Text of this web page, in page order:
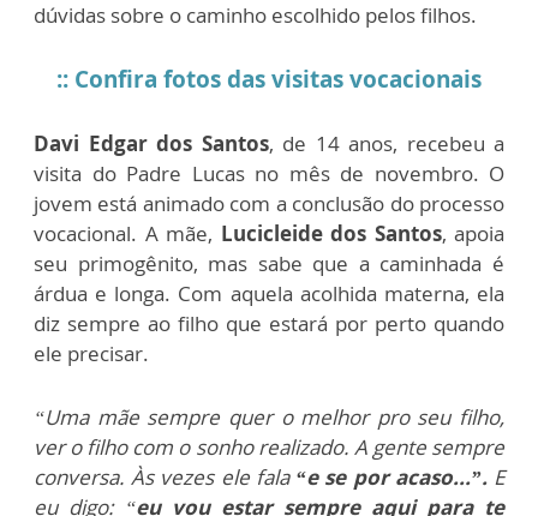
dúvidas sobre o caminho escolhido pelos filhos.
:: Confira fotos das visitas vocacionais
Davi Edgar dos Santos, de 14 anos, recebeu a
visita do Padre Lucas no mês de novembro. O
jovem está animado com a conclusão do processo
vocacional. A mãe, Lucicleide dos Santos, apoia
seu primogênito, mas sabe que a caminhada é
árdua e longa. Com aquela acolhida materna, ela
diz sempre ao filho que estará por perto quando
ele precisar.
“Uma mãe sempre quer o melhor pro seu filho,
ver o filho com o sonho realizado. A gente sempre
conversa. Às vezes ele fala “e se por acaso...”.E
eu digo: “eu vou estar sempre aqui para te